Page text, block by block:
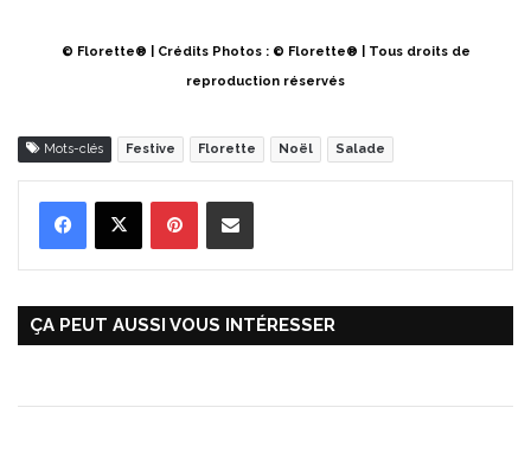
© Florette® | Crédits Photos : © Florette® | Tous droits de
reproduction réservés
Mots-clés Festive Florette Noël Salade
ÇA PEUT AUSSI VOUS INTÉRESSER